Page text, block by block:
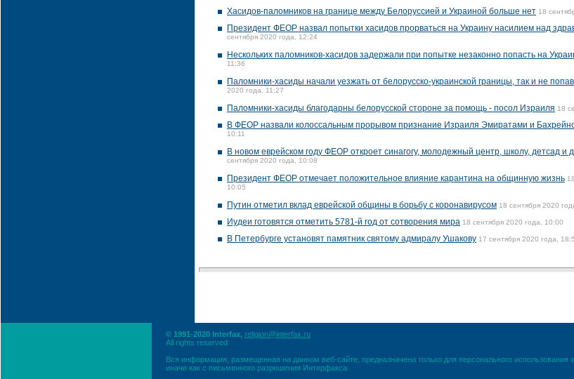
Хасидов-паломников на границе между Белоруссией и Украиной больше нет 18
Президент ФЕОР назвал попытки хасидов прорваться на Украину насилием над
сентября 2020 года, 12:24
Нескольких паломников-хасидов задержали при попытке незаконно попасть на
11:36
Паломники-хасиды начали уезжать от белорусско-украинской границы, так и не
2020 года, 11:27
Паломники-хасиды благодарны белорусской стороне за помощь - посол Израиля 18
В ФЕОР назвали колоссальным прорывом признание Израиля Эмиратами и
10:11
В новом еврейском году ФЕОР откроет синагогу, молодежный центр, школу, детсад и
сентября 2020 года, 10:08
Президент ФЕОР отмечает положительное влияние карантина на общинную жизнь
10:05
Путин отметил вклад еврейской общины в борьбу с коронавирусом 18 сентября 2020
Иудеи готовятся отметить 5781-й год от сотворения мира 18 сентября 2020 года, 10:00
В Петербурге установят памятник святому адмиралу Ушакову 17 сентября 2020 года,
© 1991-2020 Interfax, religion@interfax.ru
All rights reserved
Вся информация, размещенная на данном веб-сайте, предназначена только для персонального
иначе как с письменного разрешения Интерфакса.